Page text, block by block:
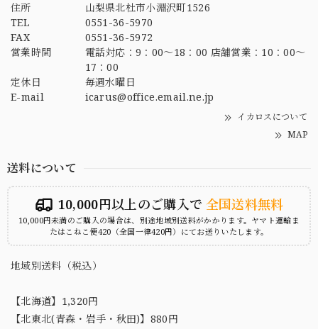
住所
山梨県北杜市小淵沢町1526
TEL
0551-36-5970
FAX
0551-36-5972
営業時間
電話対応：9：00～18：00 店舗営業：10：00～
17：00
定休日
毎週水曜日
E-mail
icarus@office.email.ne.jp
イカロスについて
MAP
送料について
10,000円以上のご購入で 全国送料無料
10,000円未満のご購入の場合は、別途地域別送料がかかります。ヤマト運輸ま
たはこねこ便420（全国一律420円）にてお送りいたします。
地域別送料（税込）
【北海道】1,320円
【北東北(青森・岩手・秋田)】880円